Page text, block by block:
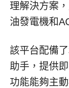
理解決方案
油發電機和
該平台配備
助手，提供
功能能夠主